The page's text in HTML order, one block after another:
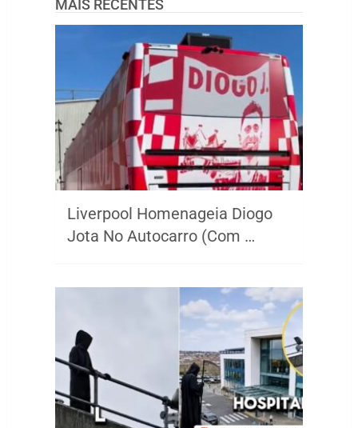
MAIS RECENTES
Liverpool Homenageia Diogo
Jota No Autocarro (Com …